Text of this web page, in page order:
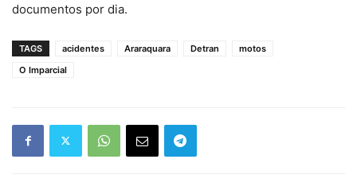
documentos por dia.
TAGS acidentes Araraquara Detran
motos
O Imparcial